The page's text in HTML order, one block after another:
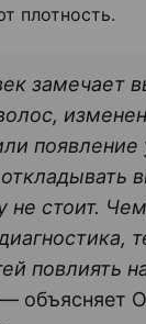
плотность.
замечает
появление
не стоит.
повлиять
— объясняет